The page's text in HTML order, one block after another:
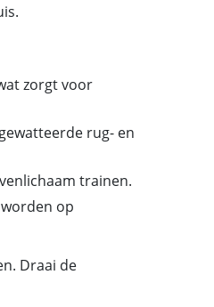
zorgt voor
rug- en
trainen.
op
Draai de